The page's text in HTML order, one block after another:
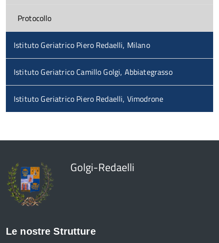
Protocollo
Istituto Geriatrico Piero Redaelli, Milano
Istituto Geriatrico Camillo Golgi, Abbiategrasso
Istituto Geriatrico Piero Redaelli, Vimodrone
Golgi-Redaelli
Le nostre Strutture